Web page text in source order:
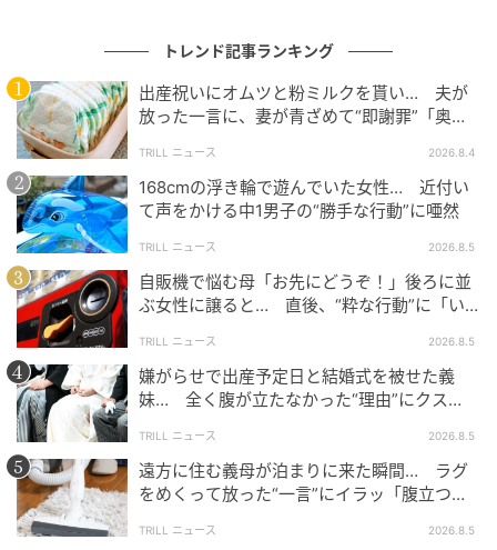
トレンド記事ランキング
出産祝いにオムツと粉ミルクを貰い… 夫が
放った一言に、妻が青ざめて“即謝罪”「奥様
TRILL ニュース 2026.8.4
168cmの浮き輪で遊んでいた女性… 近付い
て声をかける中1男子の“勝手な行動”に唖然
TRILL ニュース 2026.8.5
自販機で悩む母「お先にどうぞ！」後ろに並
ぶ女性に譲ると… 直後、“粋な行動”に「い
TRILL ニュース 2026.8.5
嫌がらせで出産予定日と結婚式を被せた義
妹… 全く腹が立たなかった“理由”にクス
TRILL ニュース 2026.8.5
遠方に住む義母が泊まりに来た瞬間… ラグ
をめくって放った“一言”にイラッ「腹立つ
TRILL ニュース 2026.8.5